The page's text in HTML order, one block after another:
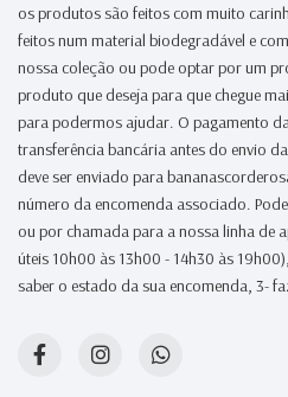
os produtos são feitos com muito
feitos num material biodegradável e
nossa coleção ou pode optar por um
produto que deseja para que chegue
para podermos ajudar. O pagamento
transferência bancária antes do envio
deve ser enviado para
número da encomenda associado.
ou por chamada para a nossa linha de
úteis 10h00 às 13h00 - 14h30 às
saber o estado da sua encomenda, 3-